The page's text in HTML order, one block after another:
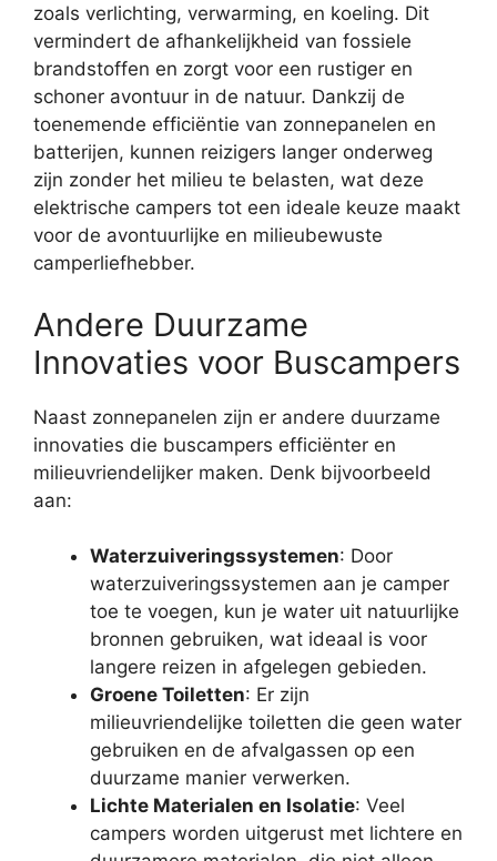
zoals verlichting, verwarming, en koeling. Dit
vermindert de afhankelijkheid van fossiele
brandstoffen en zorgt voor een rustiger en
schoner avontuur in de natuur. Dankzij de
toenemende efficiëntie van zonnepanelen en
batterijen, kunnen reizigers langer onderweg
zijn zonder het milieu te belasten, wat deze
elektrische campers tot een ideale keuze maakt
voor de avontuurlijke en milieubewuste
camperliefhebber.
Andere Duurzame
Innovaties voor Buscampers
Naast zonnepanelen zijn er andere duurzame
innovaties die buscampers efficiënter en
milieuvriendelijker maken. Denk bijvoorbeeld
aan:
Waterzuiveringssystemen: Door
waterzuiveringssystemen aan je camper
toe te voegen, kun je water uit natuurlijke
bronnen gebruiken, wat ideaal is voor
langere reizen in afgelegen gebieden.
Groene Toiletten: Er zijn
milieuvriendelijke toiletten die geen water
gebruiken en de afvalgassen op een
duurzame manier verwerken.
Lichte Materialen en Isolatie: Veel
campers worden uitgerust met lichtere en